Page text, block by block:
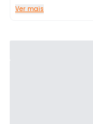
Ver mais